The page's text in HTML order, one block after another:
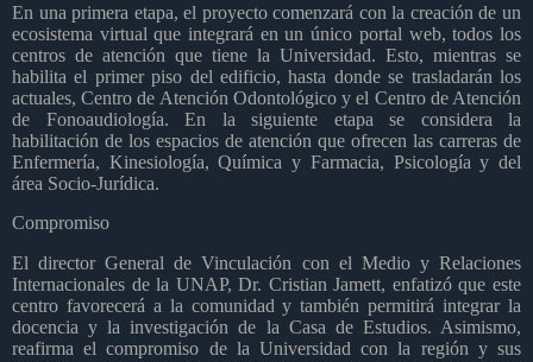
En una primera etapa, el proyecto comenzará con la creación de un
ecosistema virtual que integrará en un único portal web, todos los
centros de atención que tiene la Universidad. Esto, mientras se
habilita el primer piso del edificio, hasta donde se trasladarán los
actuales, Centro de Atención Odontológico y el Centro de Atención
de Fonoaudiología. En la siguiente etapa se considera la
habilitación de los espacios de atención que ofrecen las carreras de
Enfermería, Kinesiología, Química y Farmacia, Psicología y del
área Socio-Jurídica.
Compromiso
El director General de Vinculación con el Medio y Relaciones
Internacionales de la UNAP, Dr. Cristian Jamett, enfatizó que este
centro favorecerá a la comunidad y también permitirá integrar la
docencia y la investigación de la Casa de Estudios. Asimismo,
reafirma el compromiso de la Universidad con la región y sus